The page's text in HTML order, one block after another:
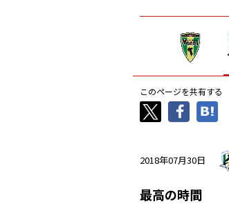
このページを共有する
2018年07月30日
最高の時間